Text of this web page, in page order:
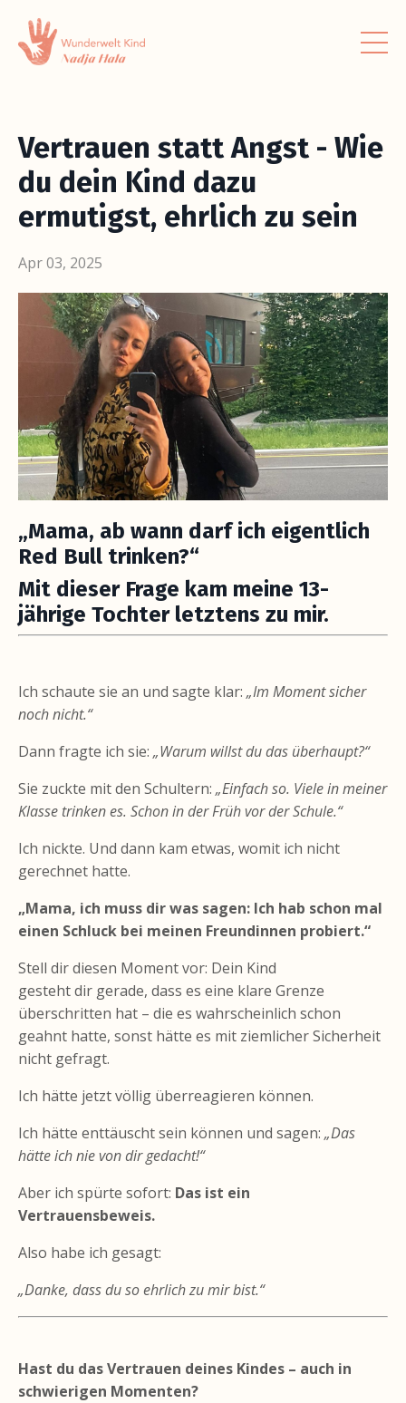
Vertrauen statt Angst - Wie
du dein Kind dazu
ermutigst, ehrlich zu sein
Apr 03, 2025
„Mama, ab wann darf ich eigentlich
Red Bull trinken?“
Mit dieser Frage kam meine 13-
jährige Tochter letztens zu mir.
Ich schaute sie an und sagte klar: „Im Moment sicher
noch nicht.“
Dann fragte ich sie: „Warum willst du das überhaupt?“
Sie zuckte mit den Schultern: „Einfach so. Viele in meiner
Klasse trinken es. Schon in der Früh vor der Schule.“
Ich nickte. Und dann kam etwas, womit ich nicht
gerechnet hatte.
„Mama, ich muss dir was sagen: Ich hab schon mal
einen Schluck bei meinen Freundinnen probiert.“
Stell dir diesen Moment vor: Dein Kind
gesteht dir gerade, dass es eine klare Grenze
überschritten hat – die es wahrscheinlich schon
geahnt hatte, sonst hätte es mit ziemlicher Sicherheit
nicht gefragt.
Ich hätte jetzt völlig überreagieren können.
Ich hätte enttäuscht sein können und sagen: „Das
hätte ich nie von dir gedacht!“
Aber ich spürte sofort: Das ist ein
Vertrauensbeweis.
Also habe ich gesagt:
„Danke, dass du so ehrlich zu mir bist.“
Hast du das Vertrauen deines Kindes – auch in
schwierigen Momenten?